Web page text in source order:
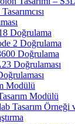
Doğrulama
2 Doğrulama
Doğrulama
Doğrulaması
Modülü
Modülü
Tasarım Örneği